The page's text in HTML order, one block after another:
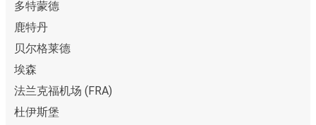
多特蒙德
鹿特丹
贝尔格莱德
埃森
法兰克福机场 (FRA)
杜伊斯堡